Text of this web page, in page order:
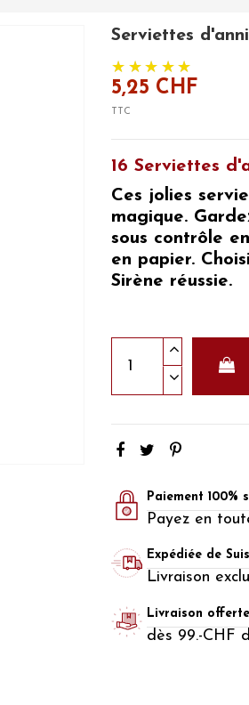
Serviettes
5,25 CHF
TTC
16 Serviettes
Ces jolies
magique.
sous contrôle
en papier.
Sirène réussie.
Paiement 100%
Payez en
Expédiée de
Livraison
Livraison offerte
dès 99.-CHF